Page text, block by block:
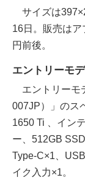
サイズは
16日。販売は
円前後。
エントリーモ
エントリーモ
007JP）」のス
1650 Ti 、イン
ー、512GB
Type-C×1、
イク入力×1。